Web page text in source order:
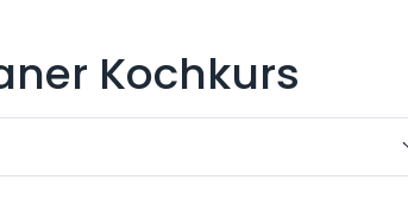
Kochkurs